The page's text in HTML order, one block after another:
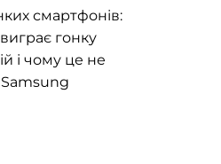
смартфонів:
гонку
і чому це не